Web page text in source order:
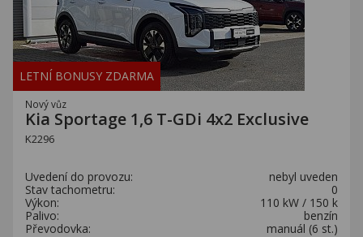
LETNÍ BONUSY ZDARMA
Nový vůz
Kia Sportage 1,6 T-GDi 4x2 Exclusive
K2296
Uvedení do provozu:
nebyl uveden
Stav tachometru:
0
Výkon:
110 kW / 150 k
Palivo:
benzín
Převodovka:
manuál (6 st.)